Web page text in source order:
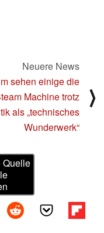
Neuere News
sehen einige die
Machine trotz
als „technisches
Wunderwerk“
⟩
Quelle